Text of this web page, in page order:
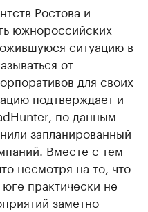
Ростова и
южнороссийских
ситуацию в
от
для своих
подтверждает и
по данным
запланированный
Вместе с тем
несмотря на то, что
юге практически не
заметно